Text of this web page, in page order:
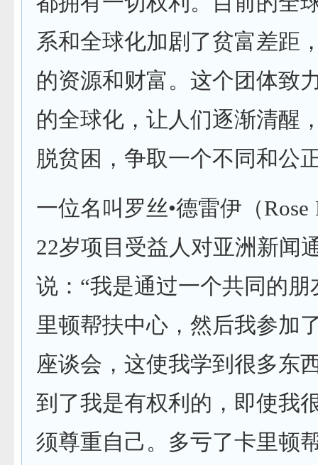
系和全球化加剧了贫富差距
的资源和财富。这个团体致
的全球化，让人们逐渐清醒
脱贫困，争取一个不同和公
一位名叫罗丝•德雷伊（Rose
22岁项目受益人对亚洲新闻
说：“我是通过一个共同的朋
里顿帮扶中心，然后我参加
座谈会，这使我学到很多东
到了我是有权利的，即使我
须尊重自己。多亏了卡里顿